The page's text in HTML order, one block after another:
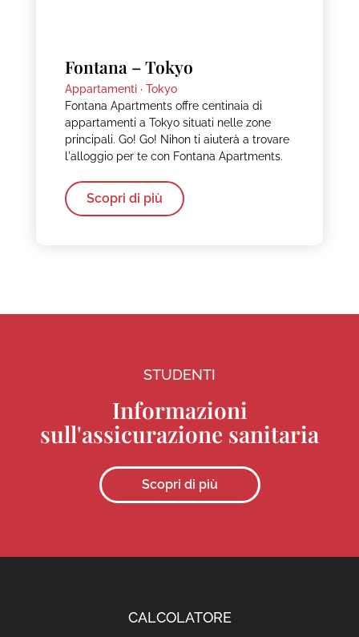
Fontana – Tokyo
Appartamenti · Tokyo
Fontana Apartments offre centinaia di
appartamenti a Tokyo situati nelle zone
principali. Go! Go! Nihon ti aiuterà a trovare
l'alloggio per te con Fontana Apartments.
Scopri di più
STUDENTI
Informazioni
sull'assicurazione sanitaria
Scopri di più
CALCOLATORE